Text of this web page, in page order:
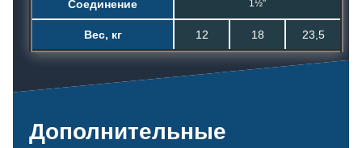
Соединение 1½"
Вес, кг 12 18 23,5
Дополнительные